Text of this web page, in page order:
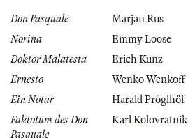
Don Pasquale
Marjan Rus
Norina
Emmy Loose
Doktor Malatesta
Erich Kunz
Ernesto
Wenko Wenkoff
Ein Notar
Harald Pröglhöf
Faktotum des Don
Pasquale
Karl Kolovratnik